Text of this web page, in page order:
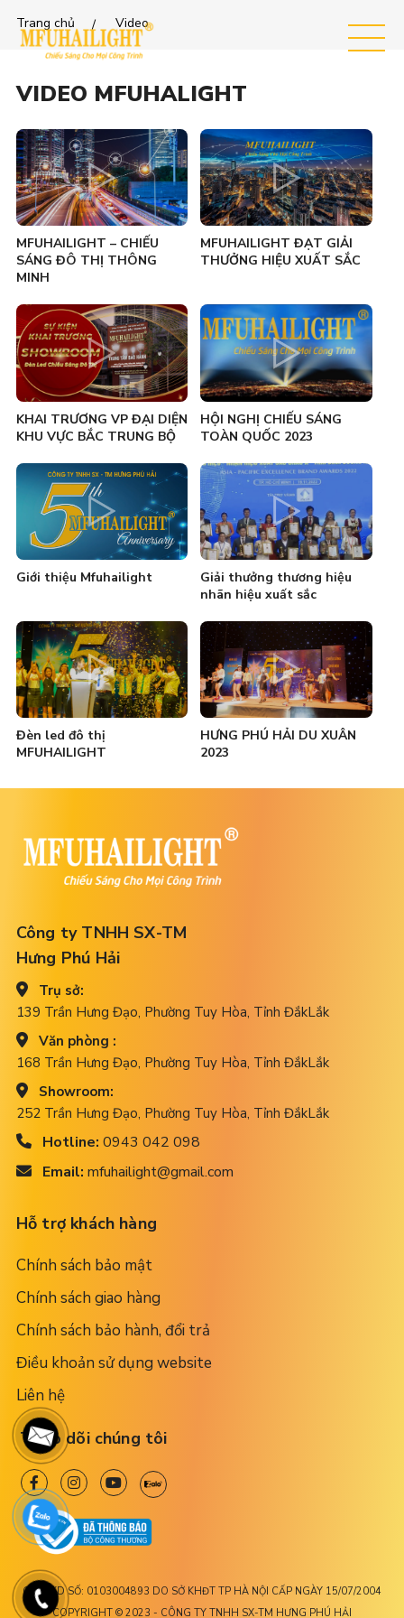
MEN
Trang chủ Video
VIDEO MFUHALIGHT
MFUHAILIGHT – CHIẾU
SÁNG ĐÔ THỊ THÔNG
MINH
MFUHAILIGHT ĐẠT GIẢI
THƯỞNG HIỆU XUẤT SẮC
KHAI TRƯƠNG VP ĐẠI DIỆN
KHU VỰC BẮC TRUNG BỘ
HỘI NGHỊ CHIẾU SÁNG
TOÀN QUỐC 2023
Giới thiệu Mfuhailight
Giải thưởng thương hiệu
nhãn hiệu xuất sắc
Đèn led đô thị
MFUHAILIGHT
HƯNG PHÚ HẢI DU XUÂN
2023
Công ty TNHH SX-TM
Hưng Phú Hải
Trụ sở:
139 Trần Hưng Đạo, Phường Tuy Hòa, Tỉnh ĐắkLắk
Văn phòng :
168 Trần Hưng Đạo, Phường Tuy Hòa, Tỉnh ĐắkLắk
Showroom:
252 Trần Hưng Đạo, Phường Tuy Hòa, Tỉnh ĐắkLắk
Hotline: 0943 042 098
Email: mfuhailight@gmail.com
Hỗ trợ khách hàng
Chính sách bảo mật
Chính sách giao hàng
Chính sách bảo hành, đổi trả
Điều khoản sử dụng website
Liên hệ
Theo dõi chúng tôi
GPĐKKD SỐ: 0103004893 DO SỞ KHĐT TP HÀ NỘI CẤP NGÀY 15/07/2004
COPYRIGHT © 2023 - CÔNG TY TNHH SX-TM HƯNG PHÚ HẢI